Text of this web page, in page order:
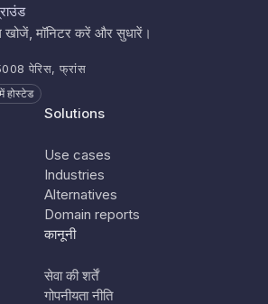
मॉनिटर करें और सुधारें।
पेरिस, फ्रांस
होस्टेड
Solutions
Use cases
Industries
Alternatives
Domain reports
कानूनी
सेवा की शर्तें
गोपनीयता नीति